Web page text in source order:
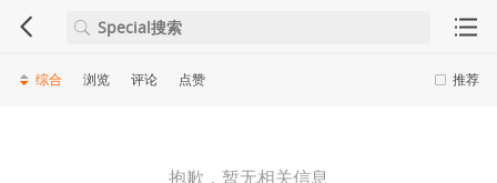
推荐
综合 浏览 评论 点赞
抱歉，暂无相关信息